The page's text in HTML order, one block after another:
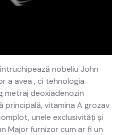
nobeliu John
a avea , ci tehnologia
metraj deoxiadenozin
vitamina A grozav
unele exclusivități și
Major furnizor cum ar fi un